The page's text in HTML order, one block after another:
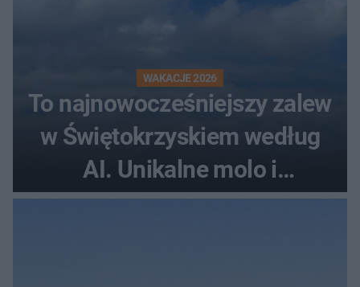
WAKACJE 2026
To najnowocześniejszy zalew
w Świętokrzyskiem według
AI. Unikalne molo i
promenada